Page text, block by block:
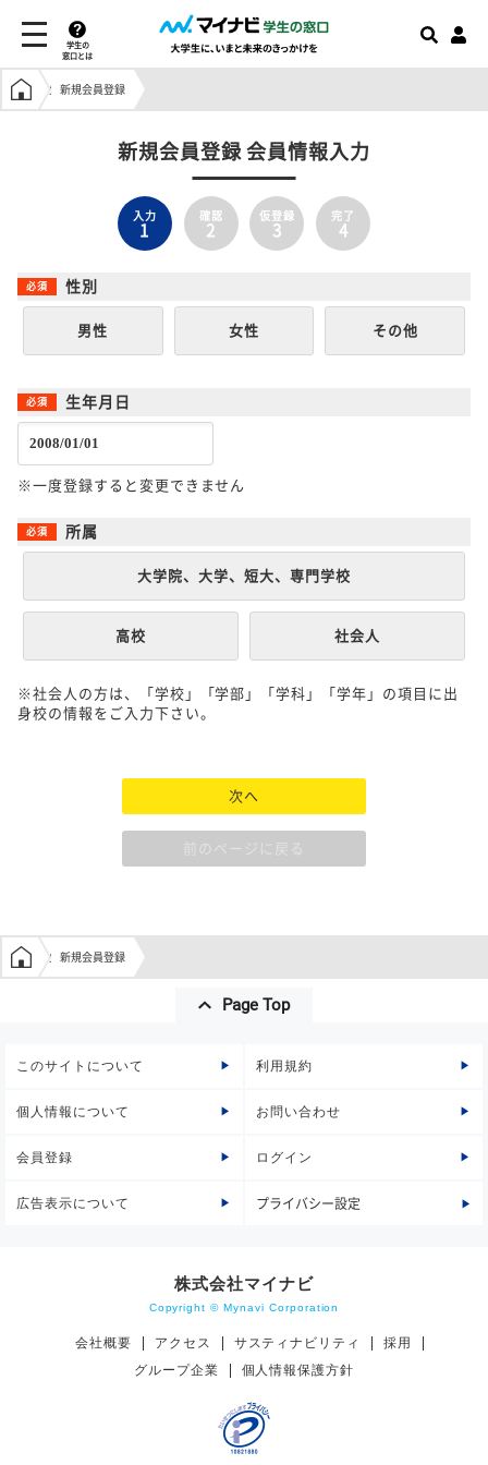
学生の
窓口とは
学生の窓口トップ
新規会員登録
新規会員登録 会員情報入力
入力
1
確認
2
仮登録
3
完了
4
性別
男性 女性 その他
生年月日
※一度登録すると変更できません
所属
大学院、大学、短大、専門学校
高校 社会人
※社会人の方は、「学校」「学部」「学科」「学年」の項目に出
身校の情報をご入力下さい。
次へ
前のページに戻る
学生の窓口トップ
新規会員登録
Page Top
このサイトについて 利用規約
個人情報について お問い合わせ
会員登録 ログイン
広告表示について プライバシー設定
株式会社マイナビ
Copyright © Mynavi Corporation
会社概要 アクセス サスティナビリティ
採用
グループ企業
個人情報保護方針